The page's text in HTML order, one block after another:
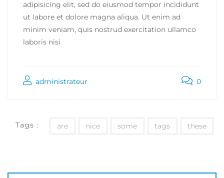
adipisicing elit, sed do eiusmod tempor incididunt
ut labore et dolore magna aliqua. Ut enim ad
minim veniam, quis nostrud exercitation ullamco
laboris nisi
administrateur 0
Tags : are nice some tags these